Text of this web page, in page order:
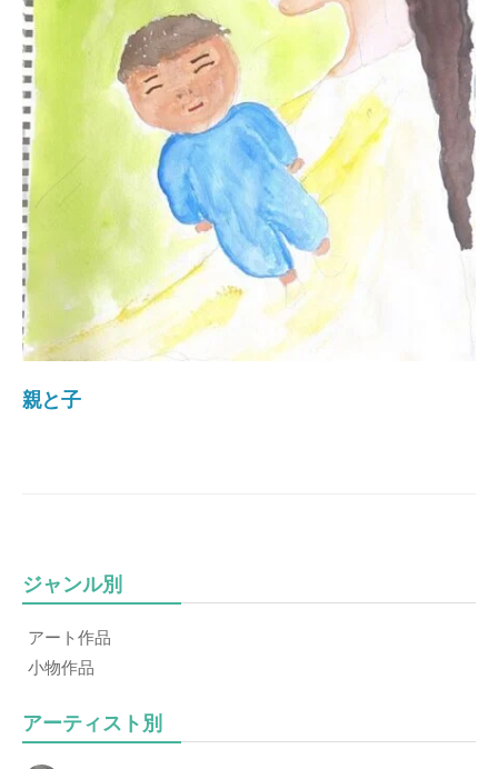
な
ス
タ
ッ
フ
が
無
理
を
せ
ず
で
き
こ
の
歩
」
お
親と子
ジャンル別
アート作品
小物作品
アーティスト別